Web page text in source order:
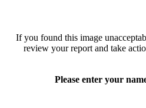
If you found this image
review your report and take
Please enter your